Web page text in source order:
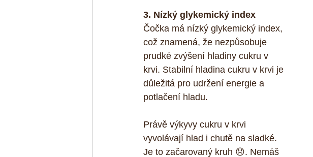
3. Nízký glykemický index
Čočka má nízký glykemický index,
což znamená, že nezpůsobuje
prudké zvýšení hladiny cukru v
krvi. Stabilní hladina cukru v krvi je
důležitá pro udržení energie a
potlačení hladu.
Právě výkyvy cukru v krvi
vyvolávají hlad i chutě na sladké.
Je to začarovaný kruh 😞. Nemáš